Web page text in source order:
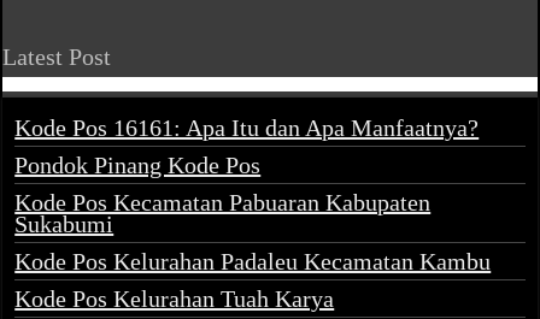
Latest Post
Kode Pos 16161: Apa Itu dan Apa Manfaatnya?
Pondok Pinang Kode Pos
Kode Pos Kecamatan Pabuaran Kabupaten
Sukabumi
Kode Pos Kelurahan Padaleu Kecamatan Kambu
Kode Pos Kelurahan Tuah Karya